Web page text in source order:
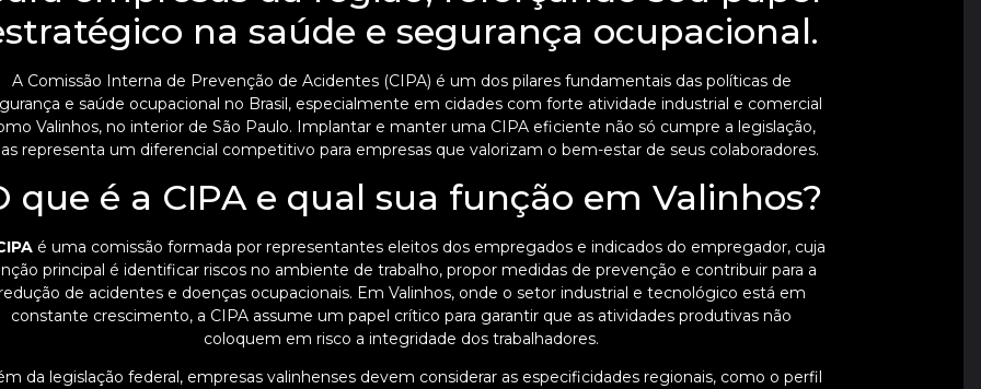
na saúde e segurança ocupacional.
A Comissão Interna de Prevenção de Acidentes (CIPA) é um dos pilares fundamentais das políticas de
e saúde ocupacional no Brasil, especialmente em cidades com forte atividade industrial e comercial
Valinhos, no interior de São Paulo. Implantar e manter uma CIPA eficiente não só cumpre a legislação,
representa um diferencial competitivo para empresas que valorizam o bem-estar de seus colaboradores.
que é a CIPA e qual sua função em Valinhos?
é uma comissão formada por representantes eleitos dos empregados e indicados do empregador, cuja
principal é identificar riscos no ambiente de trabalho, propor medidas de prevenção e contribuir para a
de acidentes e doenças ocupacionais. Em Valinhos, onde o setor industrial e tecnológico está em
constante crescimento, a CIPA assume um papel crítico para garantir que as atividades produtivas não
coloquem em risco a integridade dos trabalhadores.
da legislação federal, empresas valinhenses devem considerar as especificidades regionais, como o perfil